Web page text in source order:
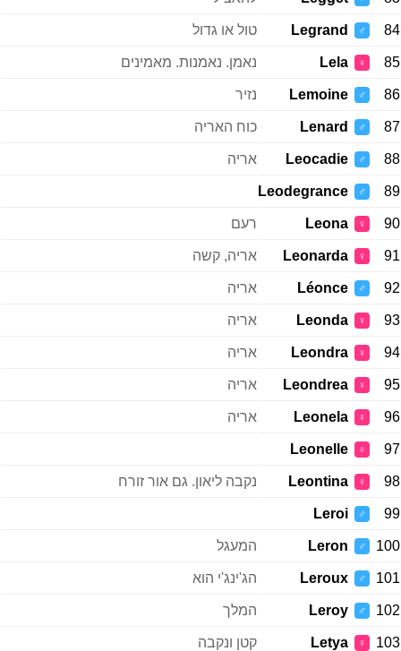
84
♂
Legrand טול או גדול
85
♀
Lela נאמן. נאמנות. מאמינים
86
♂
Lemoine נזיר
87
♂
Lenard כוח האריה
88
♂
Leocadie אריה
89
♂
Leodegrance
90
♀
Leona רעם
91
♀
Leonarda אריה, קשה
92
♂
Léonce אריה
93
♀
Leonda אריה
94
♀
Leondra אריה
95
♀
Leondrea אריה
96
♀
Leonela אריה
97
♀
Leonelle
98
♀
Leontina נקבה ליאון. גם אור זורח
99
♂
Leroi
100
♂
Leron המעגל
101
♂
Leroux הג'ינג'י הוא
102
♂
Leroy המלך
103
♀
Letya קטן ונקבה